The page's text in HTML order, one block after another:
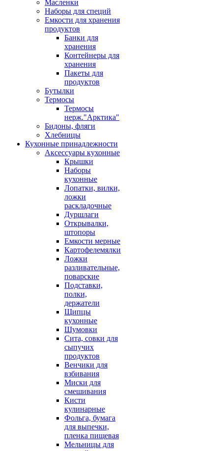
Масленки
Наборы для специй
Емкости для хранения
продуктов
Банки для
хранения
Контейнеры для
хранения
Пакеты для
продуктов
Бутылки
Термосы
Термосы
нерж."Арктика"
Бидоны, фляги
Хлебницы
Кухонные принадлежности
Аксессуары кухонные
Крышки
Наборы
кухонные
Лопатки, вилки,
ложки
раскладочные
Дуршлаги
Открывалки,
штопоры
Емкости мерные
Картофелемялки
Ложки
разливательные,
поварские
Подставки,
полки,
держатели
Щипцы
кухонные
Шумовки
Сита, совки для
сыпучих
продуктов
Венчики для
взбивания
Миски для
смешивания
Кисти
кулинарные
Фольга, бумага
для выпечки,
пленка пищевая
Мельницы для